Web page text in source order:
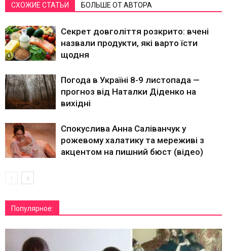
СХОЖИЕ СТАТЬИ БОЛЬШЕ ОТ АВТОРА
Секрет довголіття розкрито: вчені
назвали продукти, які варто їсти
щодня
Погода в Україні 8-9 листопада —
прогноз від Наталки Діденко на
вихідні
Спокуслива Анна Саліванчук у
рожевому халатику та мереживі з
акцентом на пишний бюст (відео)
Популярное: